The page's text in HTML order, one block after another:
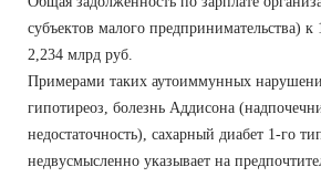
субъектов малого предпринимательства) к
2,234 млрд руб.
Примерами таких аутоиммунных
гипотиреоз, болезнь Аддисона
недостаточность), сахарный диабет 1-го
недвусмысленно указывает на